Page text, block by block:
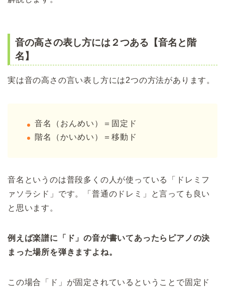
音の高さの表し方には２つある【音名と階
名】
実は音の高さの言い表し方には2つの方法があります。
音名（おんめい）＝固定ド
階名（かいめい）＝移動ド
音名というのは普段多くの人が使っている「ドレミフ
ァソラシド」です。「普通のドレミ」と言っても良い
と思います。
例えば楽譜に「ド」の音が書いてあったらピアノの決
まった場所を弾きますよね。
この場合「ド」が固定されているということで固定ド